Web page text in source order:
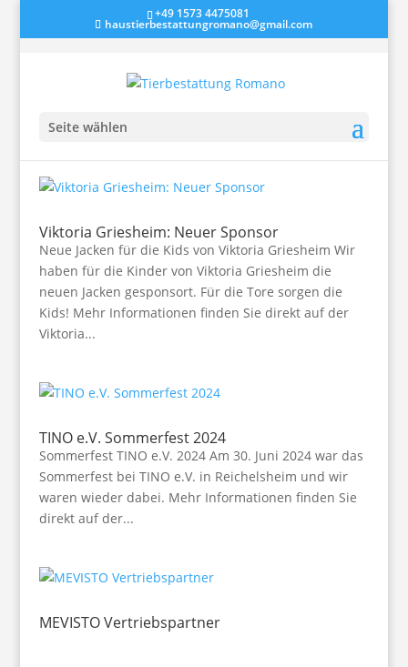
+49 1573 4475081
haustierbestattungromano@gmail.com
Seite wählen
Viktoria Griesheim: Neuer Sponsor
Neue Jacken für die Kids von Viktoria Griesheim Wir
haben für die Kinder von Viktoria Griesheim die
neuen Jacken gesponsort. Für die Tore sorgen die
Kids! Mehr Informationen finden Sie direkt auf der
Viktoria...
TINO e.V. Sommerfest 2024
Sommerfest TINO e.V. 2024 Am 30. Juni 2024 war das
Sommerfest bei TINO e.V. in Reichelsheim und wir
waren wieder dabei. Mehr Informationen finden Sie
direkt auf der...
MEVISTO Vertriebspartner